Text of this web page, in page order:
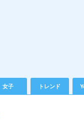
女子 トレンド